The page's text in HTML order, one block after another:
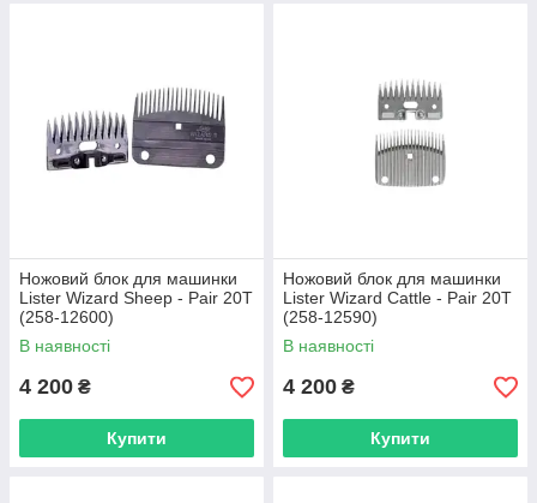
Ножовий блок для машинки
Lister Wizard Sheep - Pair 20T
(258-12600)
В наявності
4 200 ₴
Купити
Ножовий блок для машинки
Lister Wizard Cattle - Pair 20T
(258-12590)
В наявності
4 200 ₴
Купити